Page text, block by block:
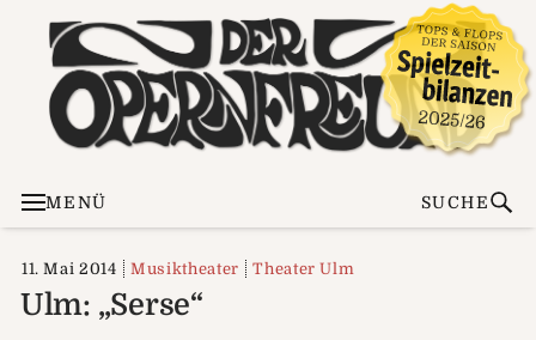
MENÜ SUCHE
11. Mai 2014 Musiktheater Theater Ulm
Ulm: „Serse“